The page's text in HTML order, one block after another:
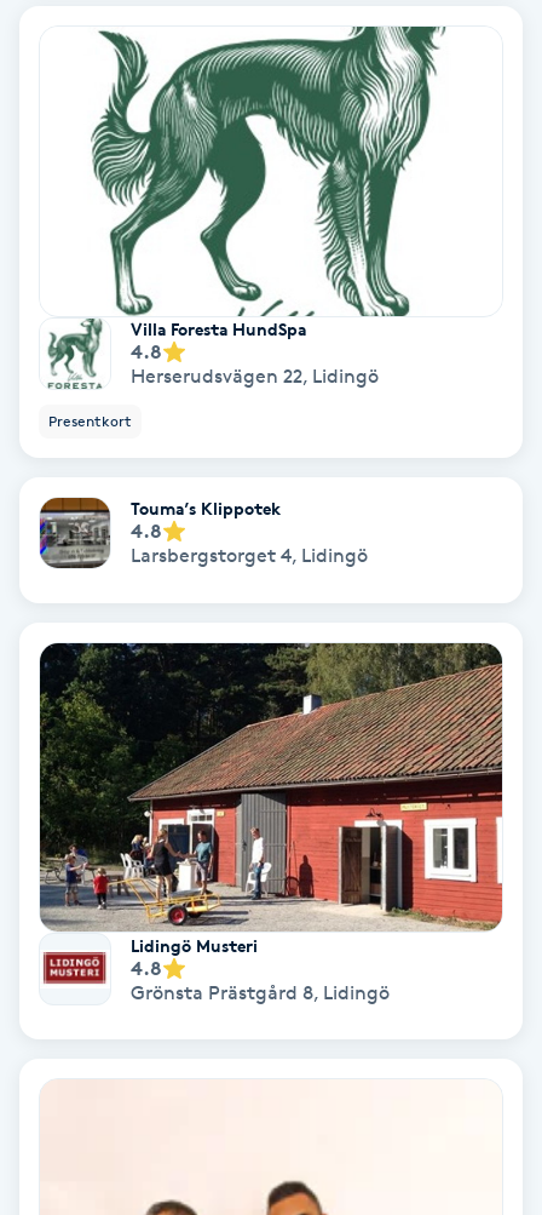
Nagelförlängning gelé
Nagelförlängning glasfiber
Nagelförlängning silke
Nagelförstärkning
Nagelklippning
Nagelsvamp
Nagelvård
Naglar reparation
Naprapati
Navelpiercing
NBE-massage
Ny frisyr
Villa Foresta HundSpa
4.8
Herserudsvägen 22, Lidingö
Presentkort
Touma’s Klippotek
4.8
Larsbergstorget 4, Lidingö
Lidingö Musteri
4.8
Grönsta Prästgård 8, Lidingö